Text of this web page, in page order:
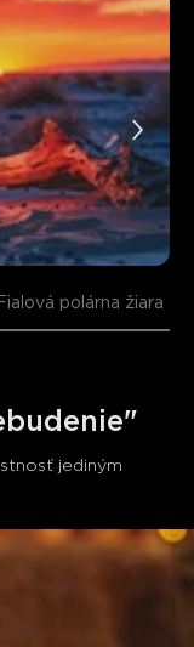
Fialová polárna žiara
jediným